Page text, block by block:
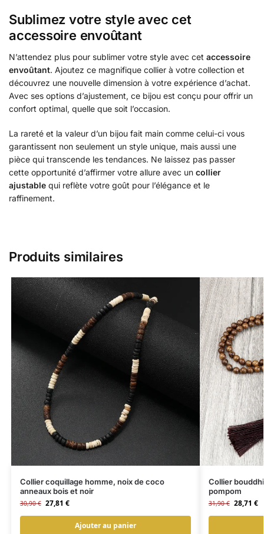
Sublimez votre style avec cet
accessoire envoûtant
N’attendez plus pour sublimer votre style avec cet accessoire
envoûtant. Ajoutez ce magnifique collier à votre collection et
découvrez une nouvelle dimension à votre expérience d’achat.
Avec ses options d’ajustement, ce bijou est conçu pour offrir un
confort optimal, quelle que soit l’occasion.
La rareté et la valeur d’un bijou fait main comme celui-ci vous
garantissent non seulement un style unique, mais aussi une
pièce qui transcende les tendances. Ne laissez pas passer
cette opportunité d’affirmer votre allure avec un collier
ajustable qui reflète votre goût pour l’élégance et le
raffinement.
Produits similaires
Collier coquillage homme, noix de coco
anneaux bois et noir
30,90€ 27,81 €
Ajouter au panier
Collier
pompom
31,90€ 28,71 €